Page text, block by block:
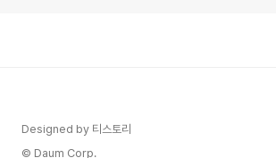
Designed by 티스토리
© Daum Corp.